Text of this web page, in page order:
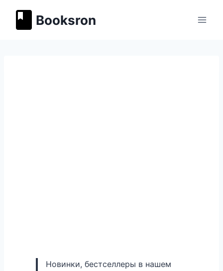
содержимому
Booksron
Новинки, бестселлеры в нашем